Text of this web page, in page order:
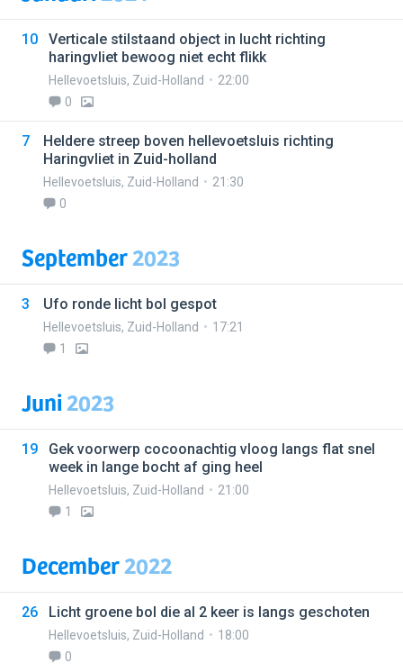
10
Verticale stilstaand object in lucht richting
haringvliet bewoog niet echt flikk
Hellevoetsluis, Zuid-Holland
22:00
0
7
Heldere streep boven hellevoetsluis richting
Haringvliet in Zuid-holland
Hellevoetsluis, Zuid-Holland
21:30
0
September2023
3 Ufo ronde licht bol gespot
Hellevoetsluis, Zuid-Holland
17:21
1
Juni2023
19
Gek voorwerp cocoonachtig vloog langs flat snel
week in lange bocht af ging heel
Hellevoetsluis, Zuid-Holland
21:00
1
December2022
26 Licht groene bol die al 2 keer is langs geschoten
Hellevoetsluis, Zuid-Holland
18:00
0